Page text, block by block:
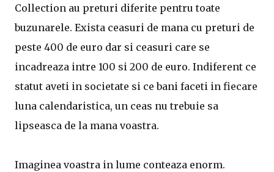
Collection au preturi diferite pentru toate
buzunarele. Exista ceasuri de mana cu preturi de
peste 400 de euro dar si ceasuri care se
incadreaza intre 100 si 200 de euro. Indiferent ce
statut aveti in societate si ce bani faceti in fiecare
luna calendaristica, un ceas nu trebuie sa
lipseasca de la mana voastra.
Imaginea voastra in lume conteaza enorm.